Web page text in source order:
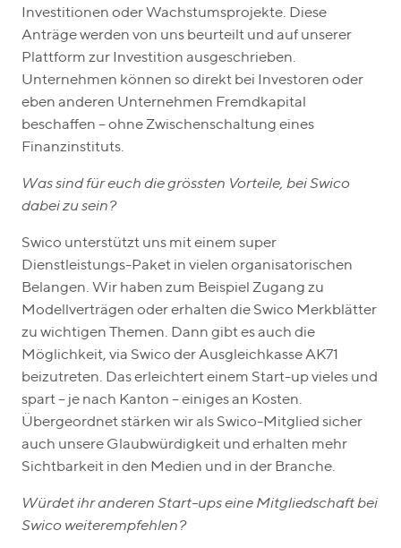
Investitionen oder Wachstumsprojekte. Diese
Anträge werden von uns beurteilt und auf unserer
Plattform zur Investition ausgeschrieben.
Unternehmen können so direkt bei Investoren oder
eben anderen Unternehmen Fremdkapital
beschaffen – ohne Zwischenschaltung eines
Finanzinstituts.
Was sind für euch die grössten Vorteile, bei Swico
dabei zu sein?
Swico unterstützt uns mit einem super
Dienstleistungs-Paket in vielen organisatorischen
Belangen. Wir haben zum Beispiel Zugang zu
Modellverträgen oder erhalten die Swico Merkblätter
zu wichtigen Themen. Dann gibt es auch die
Möglichkeit, via Swico der Ausgleichkasse AK71
beizutreten. Das erleichtert einem Start-up vieles und
spart – je nach Kanton – einiges an Kosten.
Übergeordnet stärken wir als Swico-Mitglied sicher
auch unsere Glaubwürdigkeit und erhalten mehr
Sichtbarkeit in den Medien und in der Branche.
Würdet ihr anderen Start-ups eine Mitgliedschaft bei
Swico weiterempfehlen?